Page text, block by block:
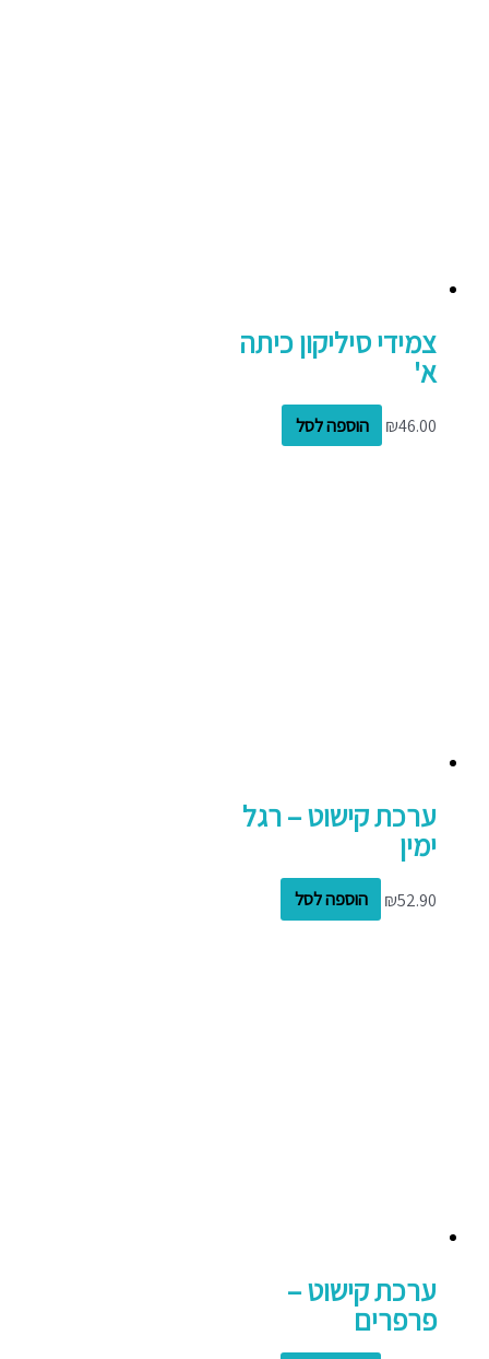
צמידי סיליקון כיתה
א'
₪46.00 הוספה לסל
ערכת קישוט – רגל
ימין
₪52.90 הוספה לסל
ערכת קישוט –
פרפרים